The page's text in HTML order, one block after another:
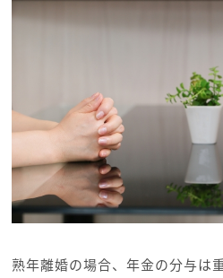
熟年離婚の場合、年金の分与は